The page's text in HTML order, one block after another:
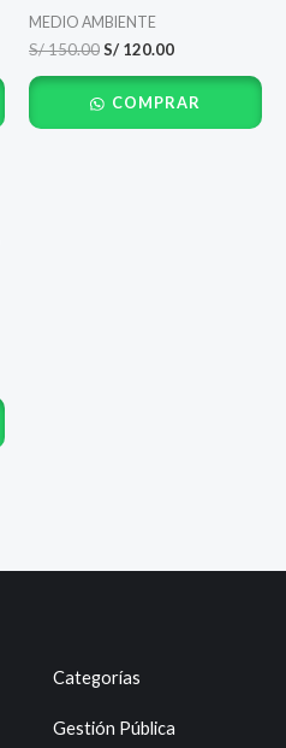
MEDIO AMBIENTE
S/150.00S/ 120.00
COMPRAR
Categorías
Gestión Pública